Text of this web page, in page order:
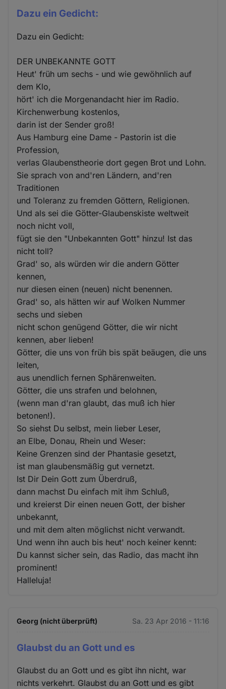
Dazu ein Gedicht:
Dazu ein Gedicht:
DER UNBEKANNTE GOTT
Heut' früh um sechs - und wie gewöhnlich auf
dem Klo,
hört' ich die Morgenandacht hier im Radio.
Kirchenwerbung kostenlos,
darin ist der Sender groß!
Aus Hamburg eine Dame - Pastorin ist die
Profession,
verlas Glaubenstheorie dort gegen Brot und Lohn.
Sie sprach von and'ren Ländern, and'ren
Traditionen
und Toleranz zu fremden Göttern, Religionen.
Und als sei die Götter-Glaubenskiste weltweit
noch nicht voll,
fügt sie den "Unbekannten Gott" hinzu! Ist das
nicht toll?
Grad' so, als würden wir die andern Götter
kennen,
nur diesen einen (neuen) nicht benennen.
Grad' so, als hätten wir auf Wolken Nummer
sechs und sieben
nicht schon genügend Götter, die wir nicht
kennen, aber lieben!
Götter, die uns von früh bis spät beäugen, die uns
leiten,
aus unendlich fernen Sphärenweiten.
Götter, die uns strafen und belohnen,
(wenn man d'ran glaubt, das muß ich hier
betonen!).
So siehst Du selbst, mein lieber Leser,
an Elbe, Donau, Rhein und Weser:
Keine Grenzen sind der Phantasie gesetzt,
ist man glaubensmäßig gut vernetzt.
Ist Dir Dein Gott zum Überdruß,
dann machst Du einfach mit ihm Schluß,
und kreierst Dir einen neuen Gott, der bisher
unbekannt,
und mit dem alten möglichst nicht verwandt.
Und wenn ihn auch bis heut' noch keiner kennt:
Du kannst sicher sein, das Radio, das macht ihn
prominent!
Halleluja!
Georg (nicht überprüft) Sa. 23 Apr 2016 - 11:16
Glaubst du an Gott und es
Glaubst du an Gott und es gibt ihn nicht, war
nichts verkehrt. Glaubst du an Gott und es gibt